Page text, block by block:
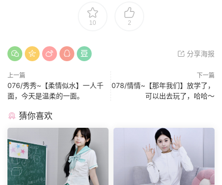
10 2
分享海报
上一篇
076/秀秀~【柔情似水】一人千
面，今天是温柔的一面。
下一篇
078/情情~【那年我们】放学了，
可以出去玩了，哈哈～
猜你喜欢